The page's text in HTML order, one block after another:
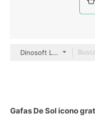
Dinosoft Lineal
Gafas De Sol icono